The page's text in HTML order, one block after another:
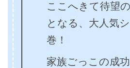
ここへきて待望
となる、大人気
巻！
家族ごっこの成